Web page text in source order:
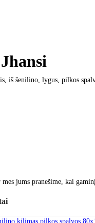
iš šenilino, lygus, pilkos
jums pranešime, kai